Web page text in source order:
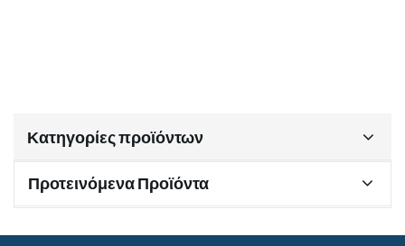
Κατηγορίες προϊόντων
Προτεινόμενα Προϊόντα